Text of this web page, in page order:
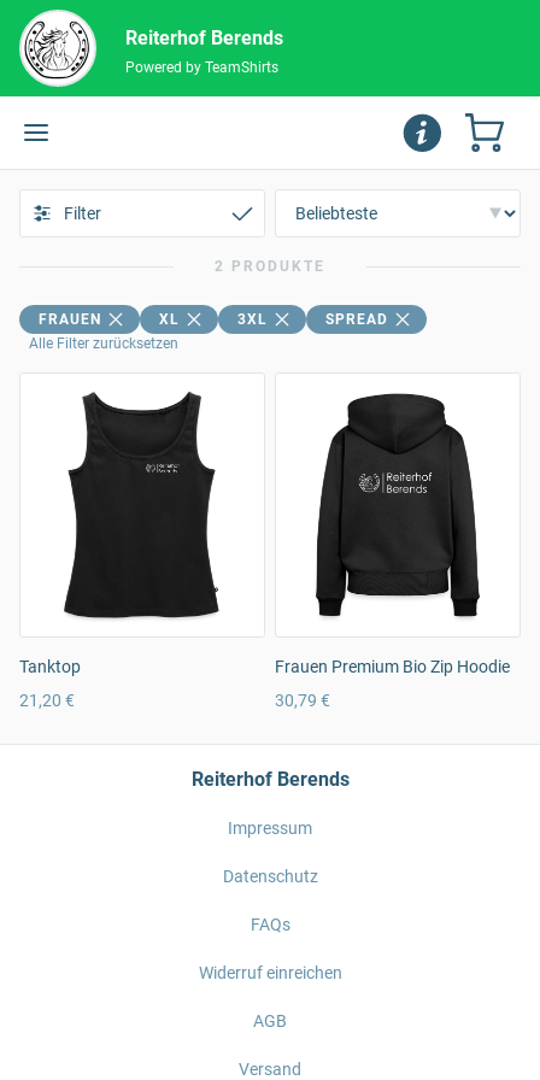
Reiterhof Berends
Powered by TeamShirts
Filter
2 PRODUKTE
FRAUEN XL 3XL
SPREAD
Alle Filter zurücksetzen
Tanktop
21,20 €
Frauen Premium Bio Zip Hoodie
30,79 €
Reiterhof Berends
Impressum
Datenschutz
FAQs
Widerruf einreichen
AGB
Versand